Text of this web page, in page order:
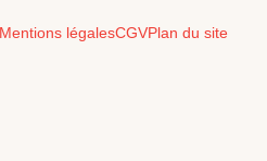
Mentions légalesCGVPlan du site